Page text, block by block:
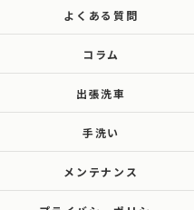
よくある質問
コラム
出張洗車
手洗い
メンテナンス